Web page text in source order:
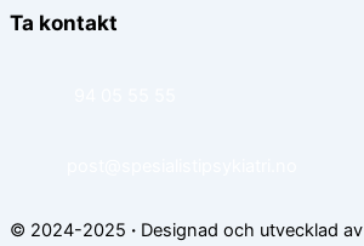
Ta kontakt
© 2024-2025 · Designad och utvecklad av